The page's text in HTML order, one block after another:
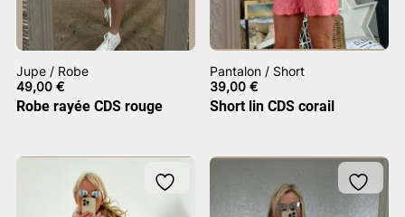
Jupe / Robe
49,00 €
Robe rayée CDS rouge
Pantalon / Short
39,00€
Short lin CDS corail